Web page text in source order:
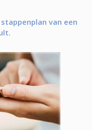
van een